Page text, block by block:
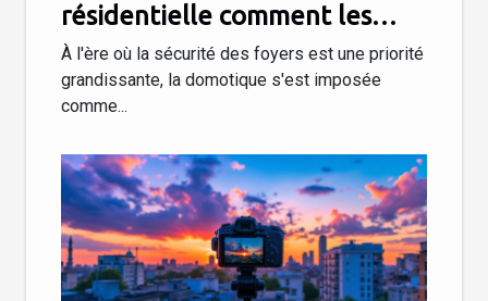
résidentielle comment les
nouvelles technologies
renforcent la protection de la
maison
À l'ère où la sécurité des foyers est une priorité
grandissante, la domotique s'est imposée
comme...